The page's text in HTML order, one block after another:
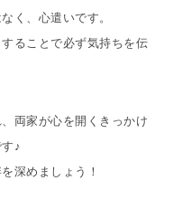
く、心遣いです。
ることで必ず気持ちを伝
両家が心を開くきっかけ
♪
深めましょう！